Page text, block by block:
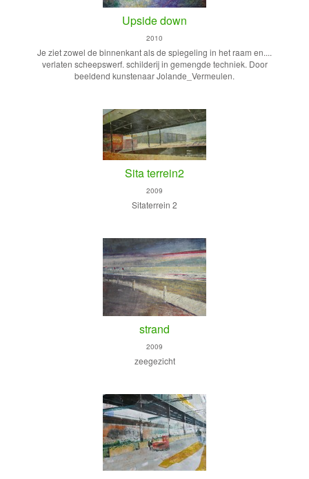
Upside down
2010
Je ziet zowel de binnenkant als de spiegeling in het raam en....
verlaten scheepswerf. schilderij in gemengde techniek. Door
beeldend kunstenaar Jolande_Vermeulen.
Sita terrein2
2009
Sitaterrein 2
strand
2009
zeegezicht